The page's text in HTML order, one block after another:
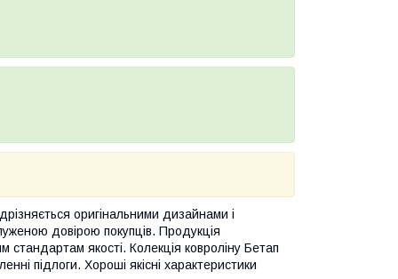
оригінальними дизайнами і
довірою покупців. Продукція
стандартам якості. Колекція ковроліну Бетап
підлоги. Хороші якісні характеристики